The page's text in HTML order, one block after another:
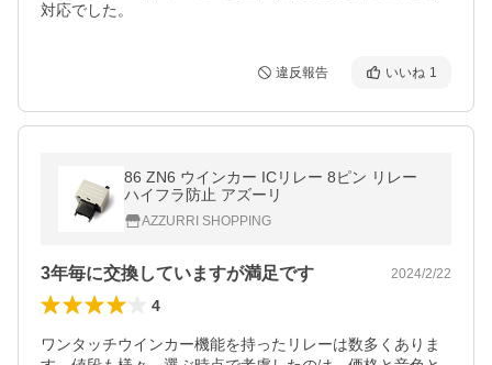
対応でした。
違反報告 いいね 1
86 ZN6 ウインカー ICリレー 8ピン リレー
ハイフラ防止 アズーリ
AZZURRI SHOPPING
3年毎に交換していますが満足です 2024/2/22
4
ワンタッチウインカー機能を持ったリレーは数多くありま